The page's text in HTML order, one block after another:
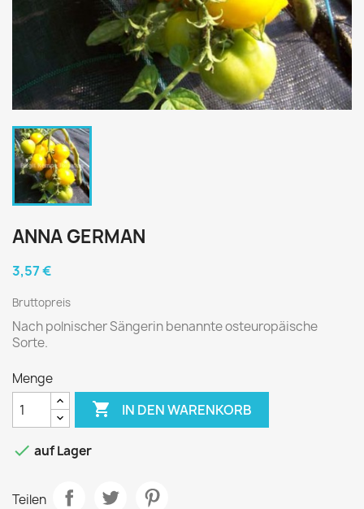
ANNA GERMAN
3,57 €
Bruttopreis
Nach polnischer Sängerin benannte osteuropäische
Sorte.
Menge
 IN DEN WARENKORB
 auf Lager
Teilen